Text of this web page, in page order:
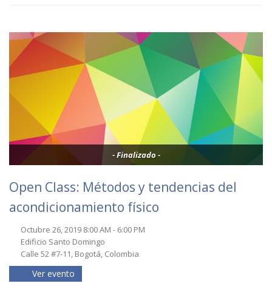
- Finalizado -
Open Class: Métodos y tendencias del
acondicionamiento físico
Octubre 26, 2019 8:00 AM - 6:00 PM
Edificio Santo Domingo
Calle 52 #7-11, Bogotá, Colombia
Ver evento